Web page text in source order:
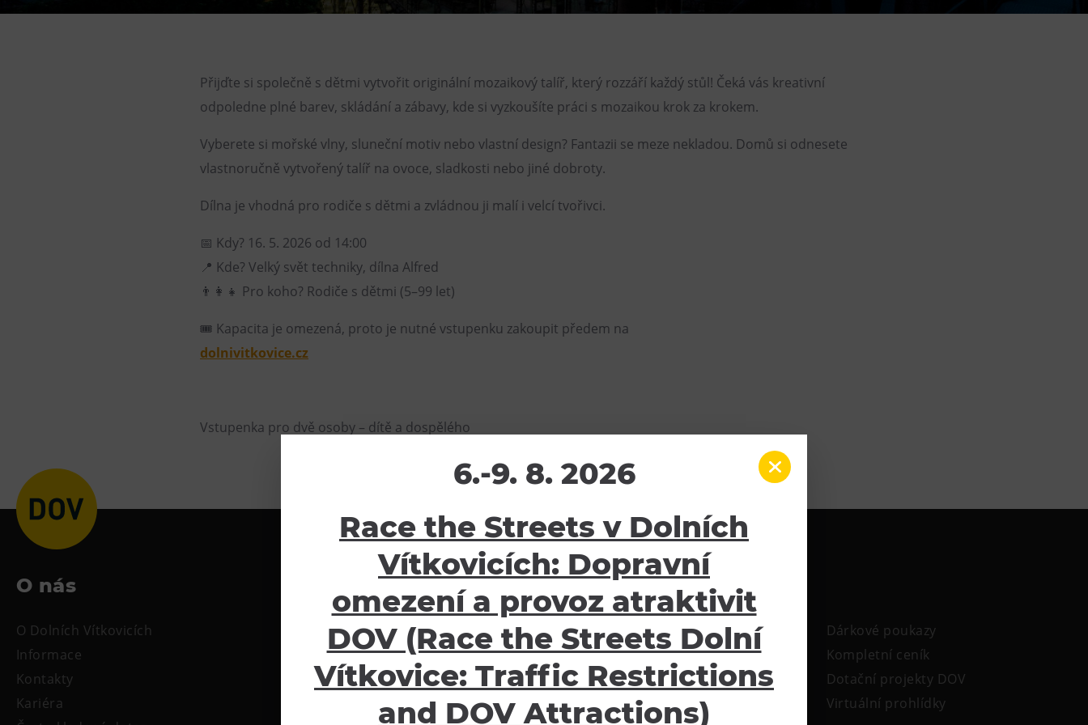
Národní zemědělské muzeum
CØKAFE Dolní Vítkovice
FUTURE café
Přijďte si společně s dětmi vytvořit originální mozaikový talíř, který rozzáří každý stůl! Čeká vás kreativní
odpoledne plné barev, skládání a zábavy, kde si vyzkoušíte práci s mozaikou krok za krokem.
Vyberete si mořské vlny, sluneční motiv nebo vlastní design? Fantazii se meze nekladou. Domů si odnesete
vlastnoručně vytvořený talíř na ovoce, sladkosti nebo jiné dobroty.
Dílna je vhodná pro rodiče s dětmi a zvládnou ji malí i velcí tvořivci.
📅 Kdy? 16. 5. 2026 od 14:00
📍 Kde? Velký svět techniky, dílna Alfred
👨‍👩‍👧 Pro koho? Rodiče s dětmi (5–99 let)
🎟️ Kapacita je omezená, proto je nutné vstupenku zakoupit předem na
dolnivitkovice.cz
Vstupenka pro dvě osoby – dítě a dospělého
O nás
O Dolních Vítkovicích
Informace
Kontakty
Kariéra
Ke stažení
Tiskové zprávy
Oficiální soubory
Ostatní
E-shop
Pro školy
Partneři
Potvrzení o pojištění
Dárkové poukazy
Kompletní ceník
Dotační projekty DOV
Virtuální prohlídky
6.-9. 8. 2026
Race the Streets v Dolních
Vítkovicích: Dopravní
omezení a provoz atraktivit
DOV (Race the Streets Dolní
Vítkovice: Traffic Restrictions
and DOV Attractions)